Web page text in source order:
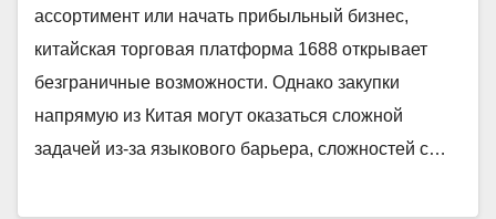
ассортимент или начать прибыльный бизнес,
китайская торговая платформа 1688 открывает
безграничные возможности. Однако закупки
напрямую из Китая могут оказаться сложной
задачей из-за языкового барьера, сложностей с…